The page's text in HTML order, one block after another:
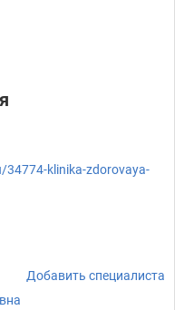
klinika-zdorovaya-
Добавить специалиста